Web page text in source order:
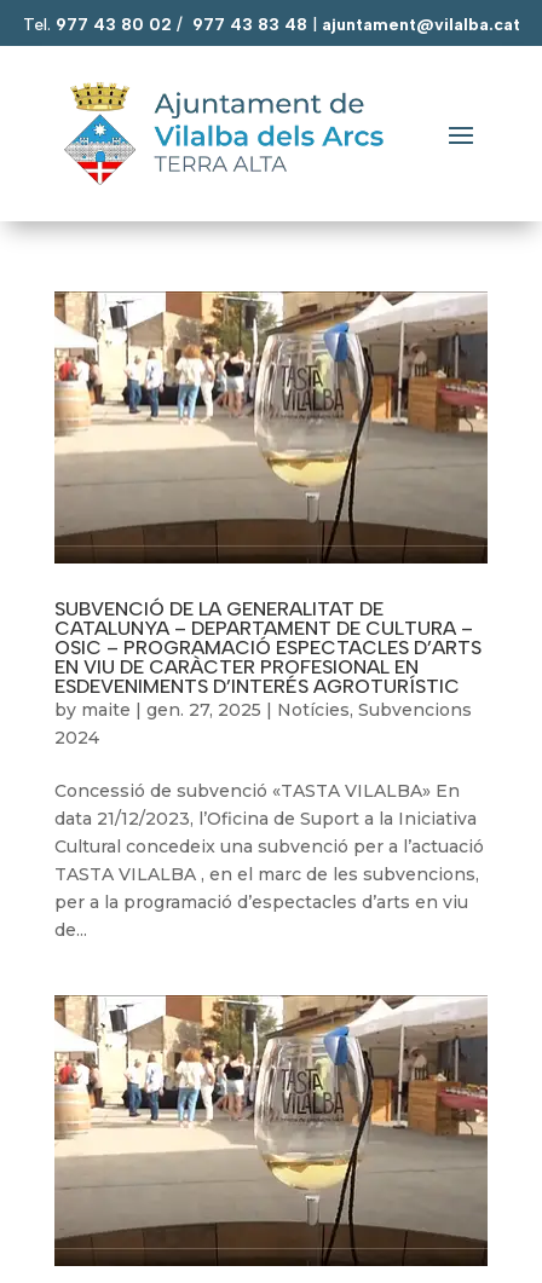
Tel. 977 43 80 02 / 977 43 83 48 ajuntament@vilalba.cat
SUBVENCIÓ DE LA GENERALITAT DE
CATALUNYA – DEPARTAMENT DE CULTURA –
OSIC – PROGRAMACIÓ ESPECTACLES D’ARTS
EN VIU DE CARÀCTER PROFESIONAL EN
ESDEVENIMENTS D’INTERÉS AGROTURÍSTIC
by maite | gen. 27, 2025 | Notícies, Subvencions
2024
Concessió de subvenció «TASTA VILALBA» En
data 21/12/2023, l’Oficina de Suport a la Iniciativa
Cultural concedeix una subvenció per a l’actuació
TASTA VILALBA , en el marc de les subvencions,
per a la programació d’espectacles d’arts en viu
de...